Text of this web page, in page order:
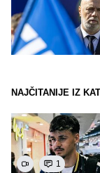
NAJČITANIJE IZ
1